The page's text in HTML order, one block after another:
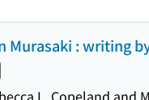
Murasaki : writing
L. Copeland and